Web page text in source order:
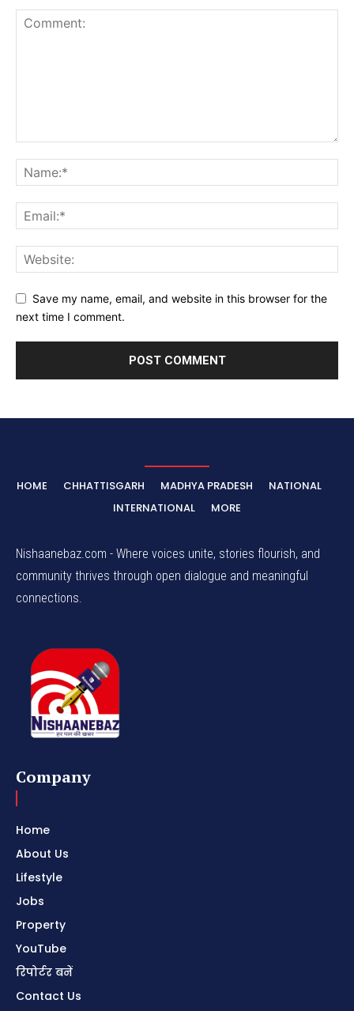
Save my name, email, and website in this browser for the
next time I comment.
HOME CHHATTISGARH MADHYA PRADESH
NATIONAL
INTERNATIONAL
MORE
Nishaanebaz.com - Where voices unite, stories flourish, and
community thrives through open dialogue and meaningful
connections.
Company
Home
About Us
Lifestyle
Jobs
Property
YouTube
रिपोर्टर बनें
Contact Us